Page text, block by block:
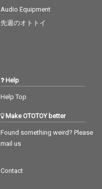
Audio Equipment
先週のオトトイ
Help
Help Top
Make OTOTOY better
Found something weird? Please
mail us
Contact